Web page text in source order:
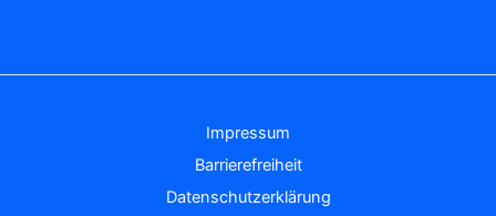
Impressum
Barrierefreiheit
Datenschutzerklärung